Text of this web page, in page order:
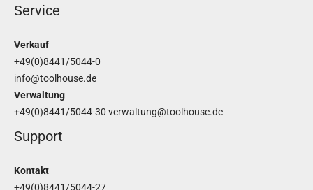
Service
Verkauf
+49(0)8441/5044-0
info@toolhouse.de
Verwaltung
+49(0)8441/5044-30 verwaltung@toolhouse.de
Support
Kontakt